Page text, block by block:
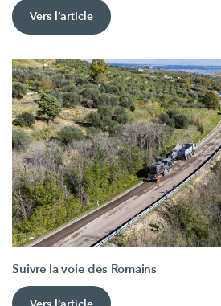
Vers l’article
Suivre la voie des Romains